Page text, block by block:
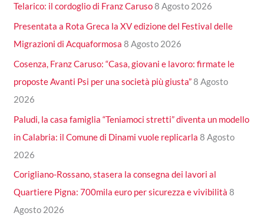
Telarico: il cordoglio di Franz Caruso8 Agosto 2026
Presentata a Rota Greca la XV edizione del Festival delle
Migrazioni di Acquaformosa 8 Agosto 2026
Cosenza, Franz Caruso: “Casa, giovani e lavoro: firmate le
proposte Avanti Psi per una società più giusta”8 Agosto
2026
Paludi, la casa famiglia “Teniamoci stretti” diventa un modello
in Calabria: il Comune di Dinami vuole replicarla 8 Agosto
2026
Corigliano-Rossano, stasera la consegna dei lavori al
Quartiere Pigna: 700mila euro per sicurezza e vivibilità 8
Agosto 2026